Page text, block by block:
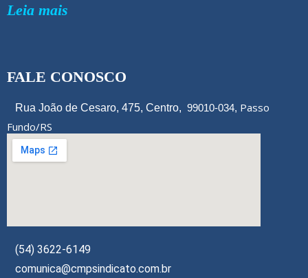
Leia mais
FALE CONOSCO
Rua João de Cesaro, 475, Centro, 99010-034, Passo
Fundo/RS
(54) 3622-6149
comunica@cmpsindicato.com.br